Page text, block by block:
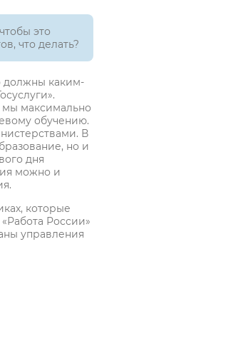
это
что делать?
должны каким-
мы максимально
обучению.
В
но и
дня
можно и
которые
России»
управления